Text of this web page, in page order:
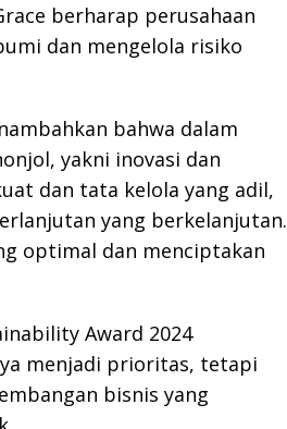
berharap perusahaan
dan mengelola risiko
bahwa dalam
yakni inovasi dan
dan tata kelola yang adil,
yang berkelanjutan.
optimal dan menciptakan
Award 2024
menjadi prioritas, tetapi
bisnis yang